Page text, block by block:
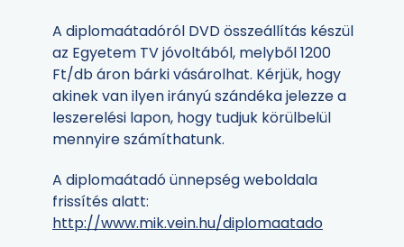
A diplomaátadóról DVD összeállítás készül
az Egyetem TV jóvoltából, melyből 1200
Ft/db áron bárki vásárolhat. Kérjük, hogy
akinek van ilyen irányú szándéka jelezze a
leszerelési lapon, hogy tudjuk körülbelül
mennyire számíthatunk.
A diplomaátadó ünnepség weboldala
frissítés alatt:
http://www.mik.vein.hu/diplomaatado